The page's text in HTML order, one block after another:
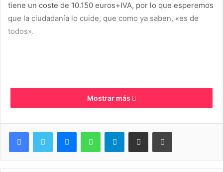
tiene un coste de 10.150 euros+IVA, por lo que esperemos
que la ciudadanía lo cuide, que como ya saben, «es de
todos».
Mostrar más
Telegram